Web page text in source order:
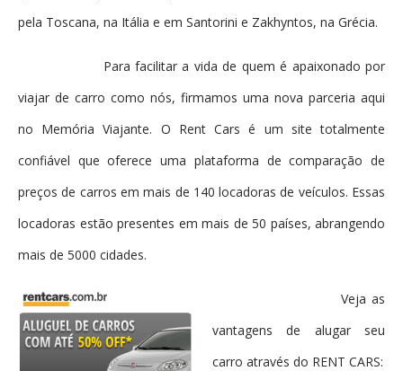
pela Toscana, na Itália e em Santorini e Zakhyntos, na Grécia.
Para facilitar a vida de quem é apaixonado por
viajar de carro como nós, firmamos uma nova parceria aqui
no Memória Viajante. O Rent Cars é um site totalmente
confiável que oferece uma plataforma de comparação de
preços de carros em mais de 140 locadoras de veículos. Essas
locadoras estão presentes em mais de 50 países, abrangendo
mais de 5000 cidades.
Veja as
vantagens de alugar seu
carro através do RENT CARS: